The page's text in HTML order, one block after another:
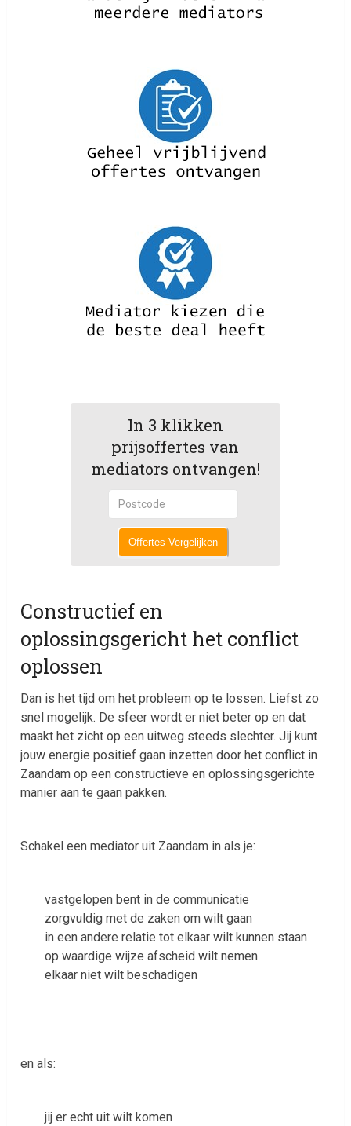
In 3 klikken
prijsoffertes van
mediators ontvangen!
Offertes Vergelijken
Constructief en
oplossingsgericht het conflict
oplossen
Dan is het tijd om het probleem op te lossen. Liefst zo
snel mogelijk. De sfeer wordt er niet beter op en dat
maakt het zicht op een uitweg steeds slechter. Jij kunt
jouw energie positief gaan inzetten door het conflict in
Zaandam op een constructieve en oplossingsgerichte
manier aan te gaan pakken.
Schakel een mediator uit Zaandam in als je:
vastgelopen bent in de communicatie
zorgvuldig met de zaken om wilt gaan
in een andere relatie tot elkaar wilt kunnen staan
op waardige wijze afscheid wilt nemen
elkaar niet wilt beschadigen
en als:
jij er echt uit wilt komen